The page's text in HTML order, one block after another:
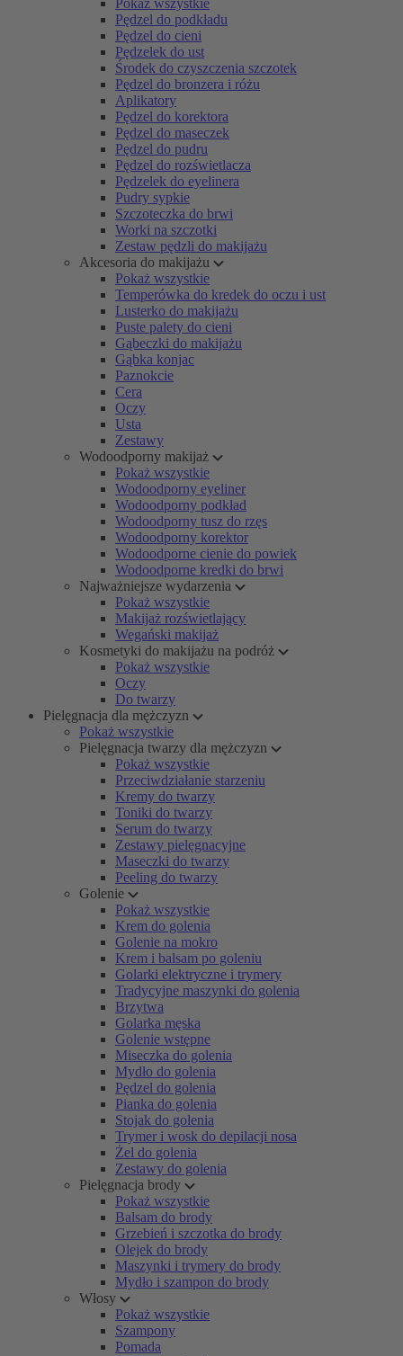
Pokaż wszystkie
Pędzel do podkładu
Pędzel do cieni
Pędzelek do ust
Środek do czyszczenia szczotek
Pędzel do bronzera i różu
Aplikatory
Pędzel do korektora
Pędzel do maseczek
Pędzel do pudru
Pędzel do rozświetlacza
Pędzelek do eyelinera
Pudry sypkie
Szczoteczka do brwi
Worki na szczotki
Zestaw pędzli do makijażu
Akcesoria do makijażu
Pokaż wszystkie
Temperówka do kredek do oczu i ust
Lusterko do makijażu
Puste palety do cieni
Gąbeczki do makijażu
Gąbka konjac
Paznokcie
Cera
Oczy
Usta
Zestawy
Wodoodporny makijaż
Pokaż wszystkie
Wodoodporny eyeliner
Wodoodporny podkład
Wodoodporny tusz do rzęs
Wodoodporny korektor
Wodoodporne cienie do powiek
Wodoodporne kredki do brwi
Najważniejsze wydarzenia
Pokaż wszystkie
Makijaż rozświetlający
Wegański makijaż
Kosmetyki do makijażu na podróż
Pokaż wszystkie
Oczy
Do twarzy
Pielęgnacja dla mężczyzn
Pokaż wszystkie
Pielęgnacja twarzy dla mężczyzn
Pokaż wszystkie
Przeciwdziałanie starzeniu
Kremy do twarzy
Toniki do twarzy
Serum do twarzy
Zestawy pielęgnacyjne
Maseczki do twarzy
Peeling do twarzy
Golenie
Pokaż wszystkie
Krem do golenia
Golenie na mokro
Krem i balsam po goleniu
Golarki elektryczne i trymery
Tradycyjne maszynki do golenia
Brzytwa
Golarka męska
Golenie wstępne
Miseczka do golenia
Mydło do golenia
Pędzel do golenia
Pianka do golenia
Stojak do golenia
Trymer i wosk do depilacji nosa
Żel do golenia
Zestawy do golenia
Pielęgnacja brody
Pokaż wszystkie
Balsam do brody
Grzebień i szczotka do brody
Olejek do brody
Maszynki i trymery do brody
Mydło i szampon do brody
Włosy
Pokaż wszystkie
Szampony
Pomada